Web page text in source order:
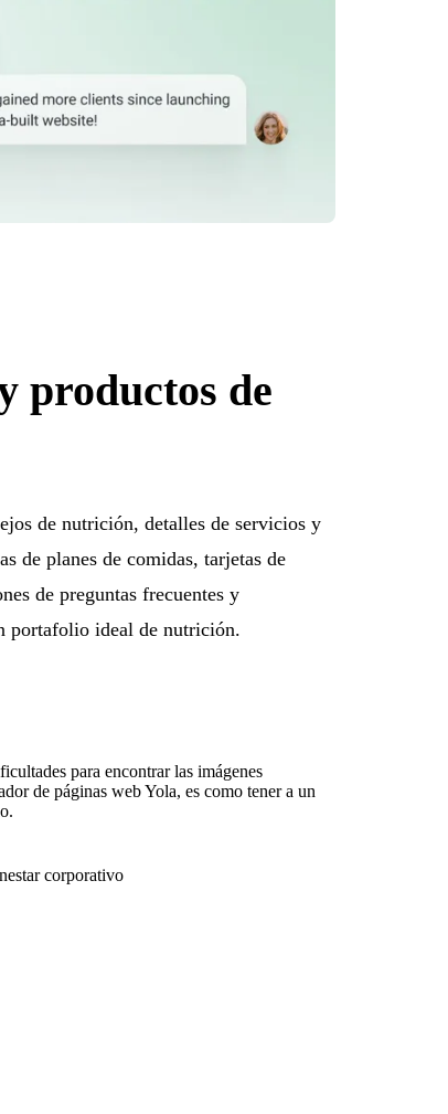
productos de
de nutrición, detalles de servicios y
de planes de comidas, tarjetas de
de preguntas frecuentes y
portafolio ideal de nutrición.
para encontrar las imágenes
de páginas web Yola, es como tener a un
corporativo